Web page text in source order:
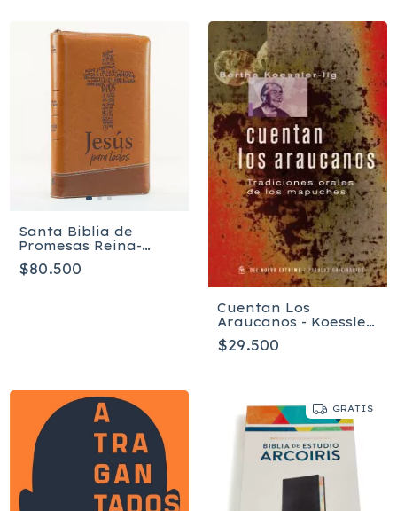
Santa Biblia de
Promesas Reina-
Valera 1960
$80.500
Cuentan Los
Araucanos - Koessler
Bertha
$29.500
GRATIS